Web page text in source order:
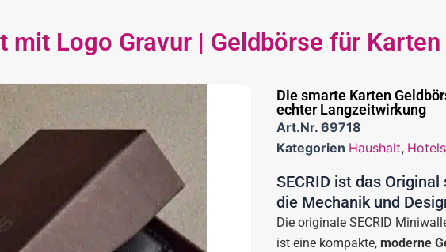
mit Logo Gravur | Geldbörse für
Die smarte Karten
echter Langzeitwirkung
Art.Nr. 69718
Kategorien Haushalt, Hotels
SECRID ist das
die Mechanik und
Die originale SECRID
ist eine kompakte, moderne